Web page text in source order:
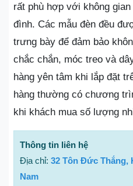
rất phù hợp với không
đình. Các mẫu đèn đều
trưng bày để đảm bảo
chắc chắn, móc treo và
hàng yên tâm khi lắp đặt
hàng thường có chương
khi khách mua số lượng
Thông tin liên hệ
Địa chỉ: 32 Tôn Đức Thắng,
Nam